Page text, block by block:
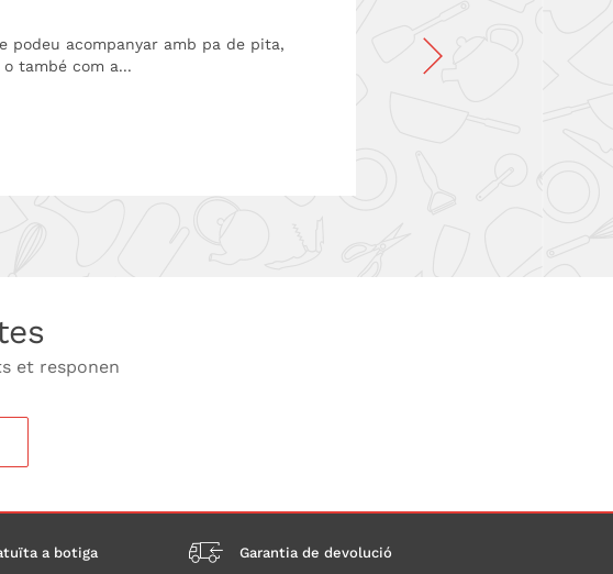
podeu acompanyar amb pa de pita,
també com a...
et responen
a botiga Garantia de devolució